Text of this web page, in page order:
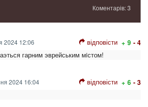
Коментарів: 3
2024 12:06 відповісти + 9 - 4
гарним эврейським мiстом!
2024 16:04 відповісти + 6 - 3